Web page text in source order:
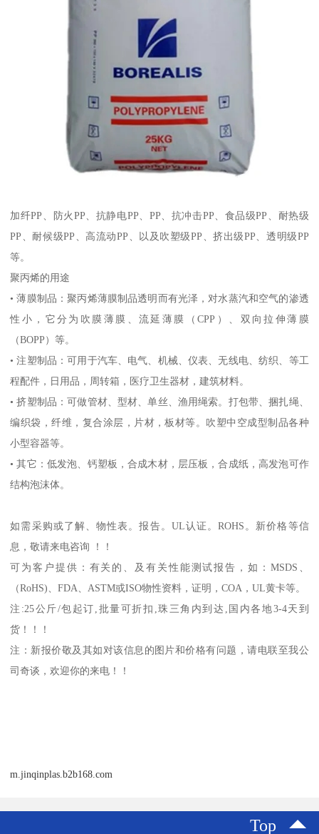
加纤PP 、防火 PP 、抗静电PP PP 、抗冲击PP 、食品级PP 、耐热级
PP 、耐候级PP 、高流动PP 、以及吹塑级PP 、挤出级PP 、透明级PP
等。
聚丙烯的用途
•薄膜制品：聚丙烯薄膜制品透明而有光泽，对水蒸汽和空气的渗透
性小，它分为吹膜薄膜、流延薄膜（CPP ）、双向拉伸薄膜
（BOPP ）等。
•注塑制品：可用于汽车、电气、机械、仪表、无线电、纺织、等工
程配件，日用品，周转箱，医疗卫生器材，建筑材料。
•挤塑制品：可做管材、型材、单丝、渔用绳索。打包带、捆扎绳、
编织袋，纤维，复合涂层，片材，板材等。吹塑中空成型制品各种
小型容器等。
•其它：低发泡、钙塑板，合成木材，层压板，合成纸，高发泡可作
结构泡沫体。
如需采购或了解、物性表。报告。 UL认证。ROHS 。新价格等信
息，敬请来电咨询 ！！
可为客户提供：有关的、及有关性能测试报告，如： MSDS
（RoHS) 、FDA ASTM或ISO物性资料，证明，COA ，UL黄卡等。
注 :25公斤/包起订 批量可折扣 珠三角内到达 国内各地3-4天到
货！！！
注：新报价敬及其如对该信息的图片和价格有问题，请电联至我公
司奇谈，欢迎你的来电！！
m.jinqinplas.b2b168.com
Top